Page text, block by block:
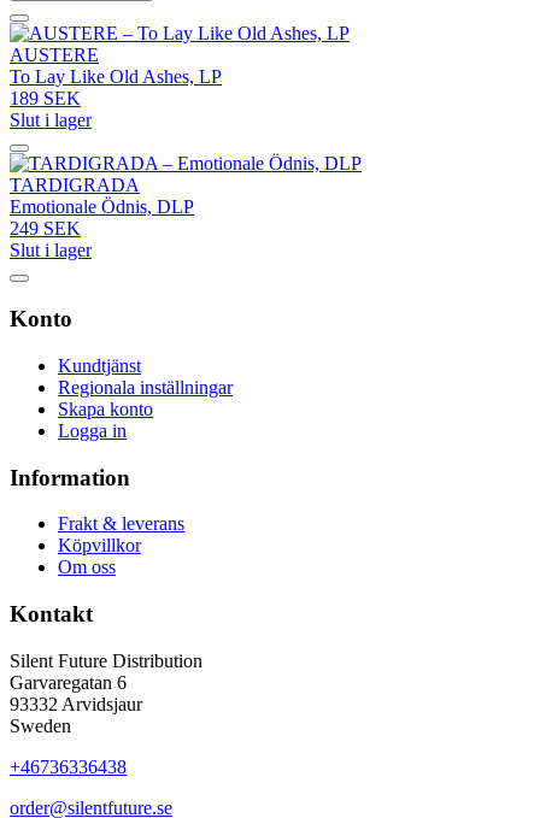
AUSTERE
To Lay Like Old Ashes, LP
189 SEK
Slut i lager
TARDIGRADA
Emotionale Ödnis, DLP
249 SEK
Slut i lager
Konto
Kundtjänst
Regionala inställningar
Skapa konto
Logga in
Information
Frakt & leverans
Köpvillkor
Om oss
Kontakt
Silent Future Distribution
Garvaregatan 6
93332 Arvidsjaur
Sweden
+46736336438
order@silentfuture.se